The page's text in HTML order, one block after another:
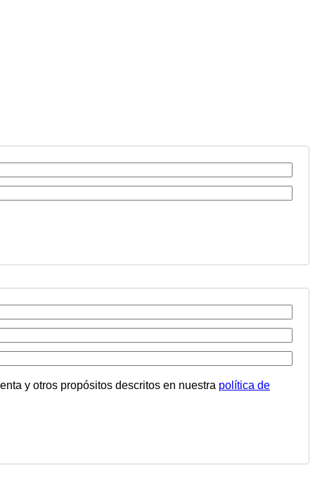
y otros propósitos descritos en nuestra política de